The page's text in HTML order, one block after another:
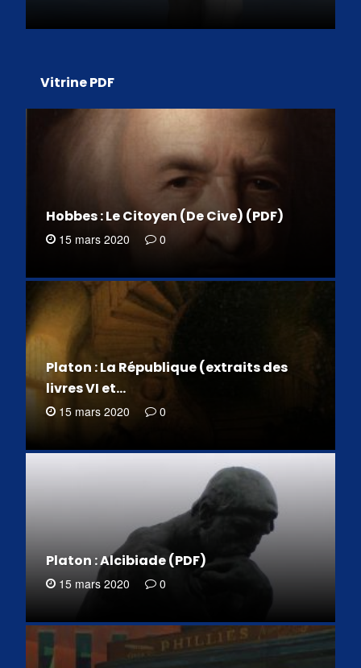
Vitrine PDF
Hobbes : Le Citoyen (De Cive) (PDF)
15 mars 2020 0
Platon : La République (extraits des
livres VI et…
15 mars 2020 0
Platon : Alcibiade (PDF)
15 mars 2020 0